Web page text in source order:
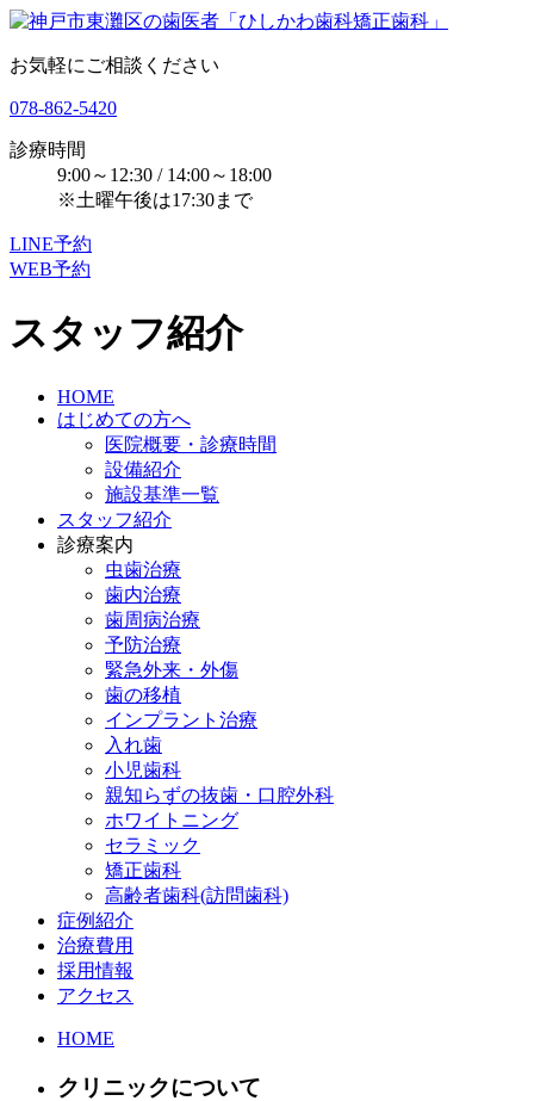
お気軽にご相談ください
078-862-5420
診療時間
9:00～12:30 / 14:00～18:00
※土曜午後は17:30まで
LINE予約
WEB予約
スタッフ紹介
HOME
はじめての方へ
医院概要・診療時間
設備紹介
施設基準一覧
スタッフ紹介
診療案内
虫歯治療
歯内治療
歯周病治療
予防治療
緊急外来・外傷
歯の移植
インプラント治療
入れ歯
小児歯科
親知らずの抜歯・口腔外科
ホワイトニング
セラミック
矯正歯科
高齢者歯科(訪問歯科)
症例紹介
治療費用
採用情報
アクセス
HOME
クリニックについて